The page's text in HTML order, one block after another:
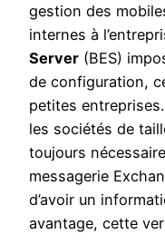
gestion des
internes à
Server (BES)
de configuration,
petites entreprises.
les sociétés de
toujours
messagerie
d’avoir un
avantage, cette